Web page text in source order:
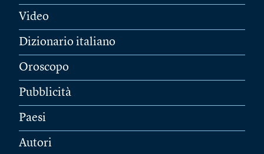
Video
Dizionario italiano
Oroscopo
Pubblicità
Paesi
Autori